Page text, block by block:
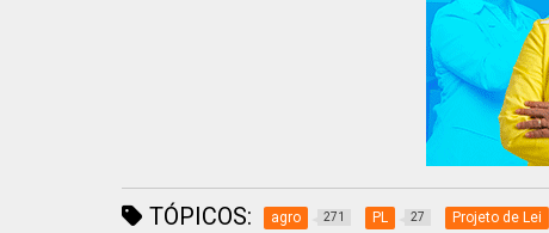
TÓPICOS: agro 271 PL 27 Projeto de Lei